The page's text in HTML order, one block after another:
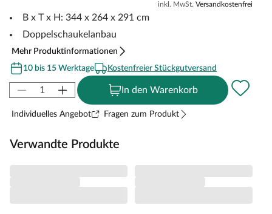
inkl. MwSt. Versandkostenfrei
B x T x H: 344 x 264 x 291 cm
Doppelschaukelanbau
Mehr Produktinformationen
10 bis 15 Werktage
Kostenfreier Stückgutversand
In den Warenkorb
Individuelles Angebot Fragen zum Produkt
Verwandte Produkte